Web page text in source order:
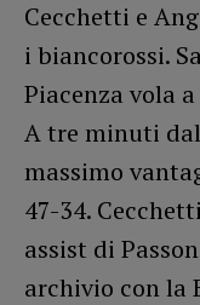
Cecchetti e
i biancorossi.
Piacenza vola
A tre minuti
massimo
47-34.
assist di
archivio con la